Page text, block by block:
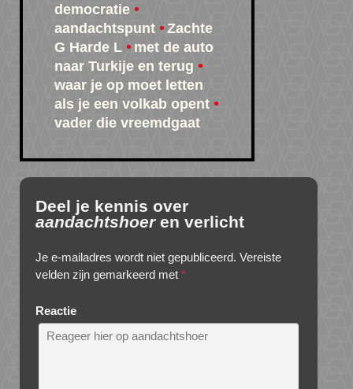
democratie
aandachtspunt
Zachte
G Harde L
met de auto
naar Turkije en terug
waar je op moet letten
als je een volkab opent
vader die vreemdgaat
Deel je kennis over
aandachtshoeren verlicht
Je e-mailadres wordt niet gepubliceerd. Vereiste
velden zijn gemarkeerd met *
Reactie